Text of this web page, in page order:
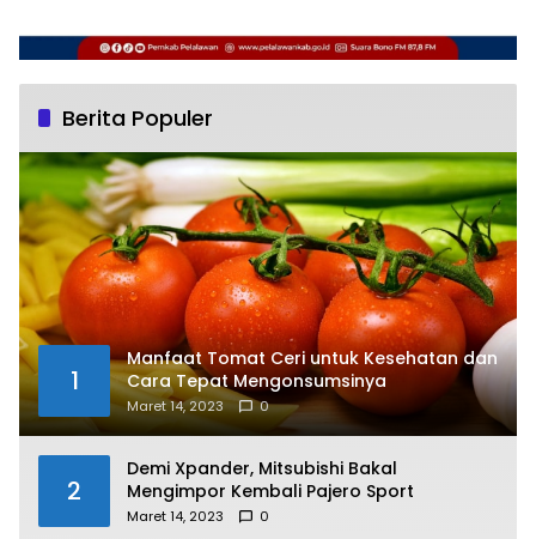
Berita Populer
1
Manfaat Tomat Ceri untuk Kesehatan dan
Cara Tepat Mengonsumsinya
Maret 14, 2023 0
2
Demi Xpander, Mitsubishi Bakal
Mengimpor Kembali Pajero Sport
Maret 14, 2023 0